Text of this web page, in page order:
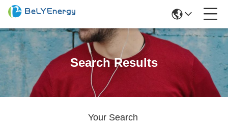
Search Results
Your Search